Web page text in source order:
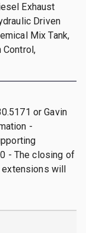
Exhaust
Driven
Mix Tank,
Control,
or Gavin
-
- The closing of
extensions will